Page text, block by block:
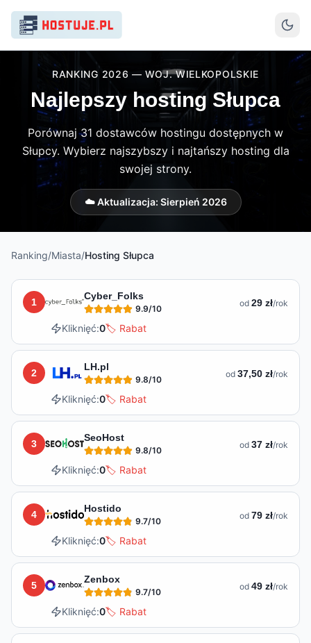
RANKING 2026 — WOJ. WIELKOPOLSKIE
Najlepszy hosting Słupca
Porównaj 31 dostawców hostingu dostępnych w
Słupcy. Wybierz najszybszy i najtańszy hosting dla
swojej strony.
☁️ Aktualizacja: Sierpień 2026
Ranking/Miasta/Hosting Słupca
Lista hostingów dostępnych w
1
Cyber_Folks
9.9/10 od 29 zł/rok
Kliknięć:0🏷️ Rabat
2
LH.pl
9.8/10 od 37,50 zł/rok
Kliknięć:0🏷️ Rabat
3
SeoHost
9.8/10 od 37 zł/rok
Kliknięć:0🏷️ Rabat
4
Hostido
9.7/10 od 79 zł/rok
Kliknięć:0🏷️ Rabat
5
Zenbox
9.7/10 od 49 zł/rok
Kliknięć:0🏷️ Rabat